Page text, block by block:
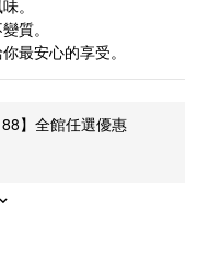
。
質。
最安心的享受。
】全館任選優惠